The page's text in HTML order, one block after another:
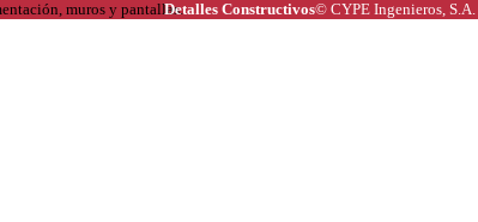
Detalles Constructivos© CYPE Ingenieros, S.A.